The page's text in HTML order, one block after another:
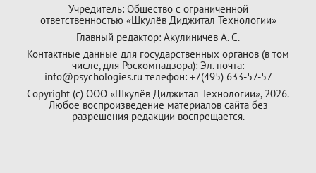
Учредитель: Общество с ограниченной
ответственностью «Шкулёв Диджитал Технологии»
Главный редактор: Акулиничев А. С.
Контактные данные для государственных органов (в том
числе, для Роскомнадзора): Эл. почта:
info@psychologies.ru телефон: +7(495) 633-57-57
Copyright (с) ООО «Шкулёв Диджитал Технологии», 2026.
Любое воспроизведение материалов сайта без
разрешения редакции воспрещается.